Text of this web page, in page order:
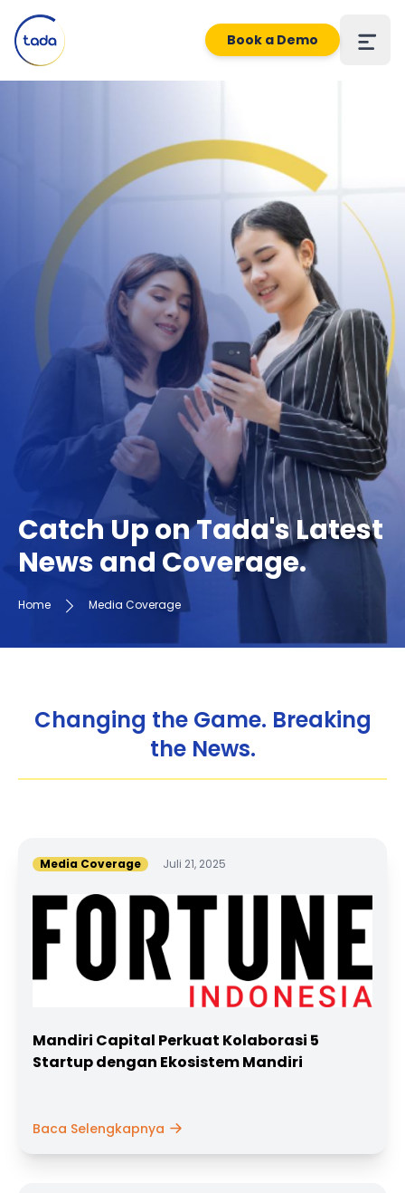
Book a Demo
Catch Up on Tada's Latest
News and Coverage.
Home Media Coverage
Changing the Game. Breaking
the News.
Media Coverage Juli 21, 2025
Mandiri Capital Perkuat Kolaborasi 5
Startup dengan Ekosistem Mandiri
Baca Selengkapnya